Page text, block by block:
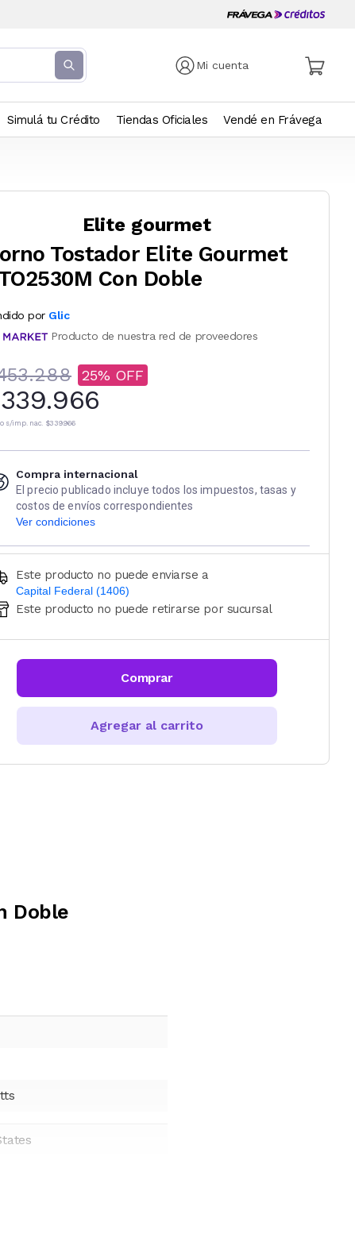
Mi cuenta
Simulá tu Crédito Tiendas Oficiales Vendé en Frávega
Elite gourmet
Tostador Elite Gourmet
Con Doble
por Glic
Producto de nuestra red de proveedores
25
s/imp. nac. $339.966
Compra internacional
El precio publicado incluye todos los impuestos, tasas y
costos de envíos correspondientes
Ver condiciones
Este producto no puede enviarse a
Capital Federal (1406)
Ingresá código postal (sólo números)
CALCULAR
Este producto no puede retirarse por sucursal
Comprar
Agregar al carrito
Doble